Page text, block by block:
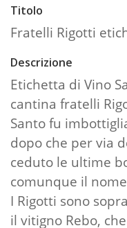
Titolo
Fratelli Rigotti
Descrizione
Etichetta di Vino
cantina fratelli
Santo fu
dopo che per via
ceduto le ultime
comunque il
I Rigotti sono
il vitigno Rebo,